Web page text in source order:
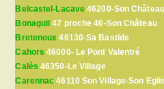
Belcastel-Lacave 46200-Son Château
Bonaguil 47 proche 46-Son Château
Bretenoux 46130-Sa Bastide
Cahors 46000- Le Pont Valentré
Calès 46350-Le Village
Carennac 46110 Son Village-Son